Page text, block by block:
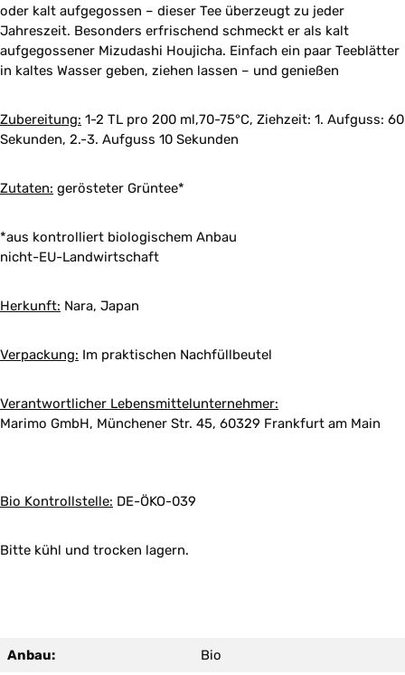
oder kalt aufgegossen – dieser Tee überzeugt zu jeder
Jahreszeit. Besonders erfrischend schmeckt er als kalt
aufgegossener Mizudashi Houjicha. Einfach ein paar Teeblätter
in kaltes Wasser geben, ziehen lassen – und genießen
Zubereitung: 1-2 TL pro 200 ml,70-75°C, Ziehzeit: 1. Aufguss: 60
Sekunden, 2.-3. Aufguss 10 Sekunden
Zutaten: gerösteter Grüntee*
*aus kontrolliert biologischem Anbau
nicht-EU-Landwirtschaft
Herkunft: Nara, Japan
Verpackung: Im praktischen Nachfüllbeutel
Verantwortlicher Lebensmittelunternehmer:
Marimo GmbH, Münchener Str. 45, 60329 Frankfurt am Main
Bio Kontrollstelle: DE-ÖKO-039
Bitte kühl und trocken lagern.
Anbau: Bio